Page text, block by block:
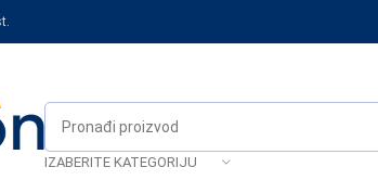
IZABERITE KATEGORIJU